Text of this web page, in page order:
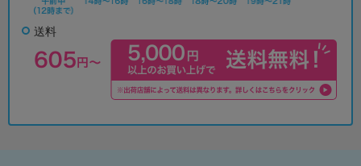
送料